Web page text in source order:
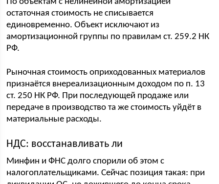
остаточная стоимость не списывается
единовременно. Объект исключают из
амортизационной группы по правилам ст. 259.2 НК
РФ.
Рыночная стоимость оприходованных материалов
признаётся внереализационным доходом по п. 13
ст. 250 НК РФ. При последующей продаже или
передаче в производство та же стоимость уйдёт в
материальные расходы.
НДС: восстанавливать ли
Минфин и ФНС долго спорили об этом с
налогоплательщиками. Сейчас позиция такая: при